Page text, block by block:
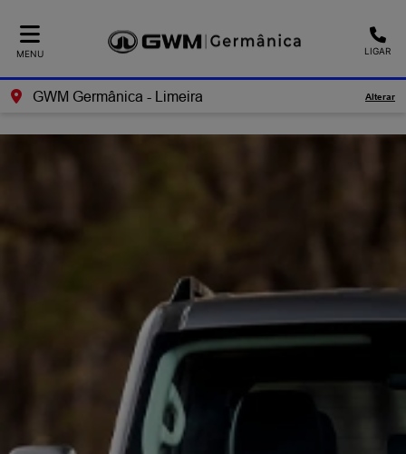
MENU LIGAR
GWM Germânica - Limeira Alterar